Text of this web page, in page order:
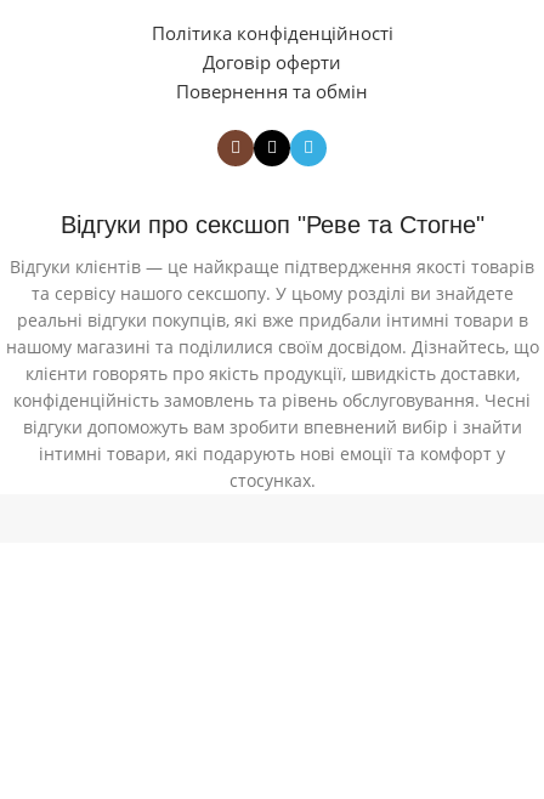
Політика конфіденційності
Договір оферти
Повернення та обмін
Відгуки про сексшоп "Реве та Стогне"
Відгуки клієнтів — це найкраще підтвердження якості товарів
та сервісу нашого сексшопу. У цьому розділі ви знайдете
реальні відгуки покупців, які вже придбали інтимні товари в
нашому магазині та поділилися своїм досвідом. Дізнайтесь, що
клієнти говорять про якість продукції, швидкість доставки,
конфіденційність замовлень та рівень обслуговування. Чесні
відгуки допоможуть вам зробити впевнений вибір і знайти
інтимні товари, які подарують нові емоції та комфорт у
стосунках.